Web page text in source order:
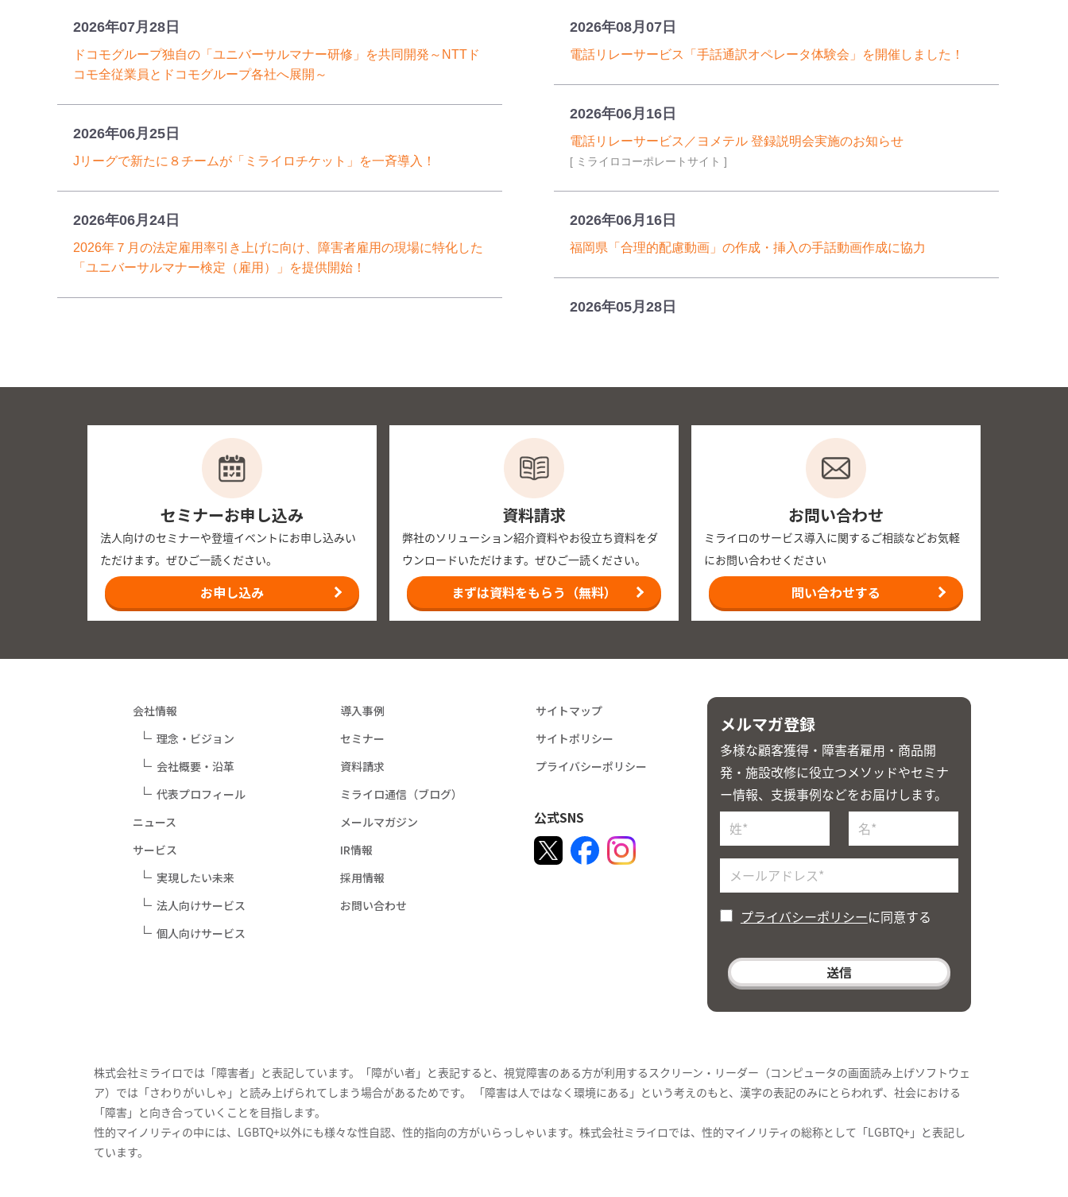
2026年07月28日
ドコモグループ独自の「ユニバーサルマナー研修」を共同開発～NTTド
コモ全従業員とドコモグループ各社へ展開～
2026年06月25日
Jリーグで新たに８チームが「ミライロチケット」を一斉導入！
2026年06月24日
2026年７月の法定雇用率引き上げに向け、障害者雇用の現場に特化した
「ユニバーサルマナー検定（雇用）」を提供開始！
ガイアの夜明け『あの主人公はいま』に代表の垣内が出演しました
2026年04月27日
国土交通省「地域交通DXプロジェクト COMmmmONS」における鉄道
介助申請の標準化調査業務に参画 〜ミライロIDを通じて「介助依頼」が
ひとつに〜
画公開のお知らせ
2026年04月20日
松井証券が運営する投資情報メディア「マネーサテライト」に代表の垣
内が出演しました
2026年03月31日
ミライロID対応駐車場精算システムを名鉄協商が導入
2026年08月07日
電話リレーサービス「手話通訳オペレータ体験会」を開催しました！
2026年06月16日
電話リレーサービス／ヨメテル 登録説明会実施のお知らせ
[ ミライロコーポレートサイト ]
2026年06月16日
福岡県「合理的配慮動画」の作成・挿入の手話動画作成に協力
2026年05月28日
令和8年度 手話通訳士 試験対策講座「ミライロ・コネクト Club」をスタ
2026年05月17日
～「食器洗い（手洗い・食洗機）編」～ 毎日の洗いものが、つらい…を
少しラクにする皆さんの工夫をご紹介します。
2026年04月22日
初！令和8年度 手話通訳者試験対策講座 「ミライロ・コネクト Club」開
2026年03月27日
吹田市の職員を対象に「手話研修」を実施しました
「聴覚障害のある社員が求める情報保障とは？」セミナーを実施
セミナーお申し込み
法人向けのセミナーや登壇イベントにお申し込みい
ただけます。ぜひご一読ください。
お申し込み
資料請求
弊社のソリューション紹介資料やお役立ち資料をダ
ウンロードいただけます。ぜひご一読ください。
まずは資料をもらう（無料）
お問い合わせ
ミライロのサービス導入に関するご相談などお気軽
にお問い合わせください
問い合わせする
会社情報
理念・ビジョン
会社概要・沿革
代表プロフィール
ニュース
サービス
実現したい未来
法人向けサービス
個人向けサービス
導入事例
セミナー
資料請求
ミライロ通信（ブログ）
メールマガジン
IR情報
採用情報
お問い合わせ
サイトマップ
サイトポリシー
プライバシーポリシー
公式SNS
メルマガ登録
多様な顧客獲得・障害者雇用・商品開
発・施設改修に役立つメソッドやセミナ
ー情報、支援事例などをお届けします。
プライバシーポリシーに同意する
株式会社ミライロでは「障害者」と表記しています。「障がい者」と表記すると、視覚障害のある方が利用するスクリーン・リーダー（コンピュータの画面読み上げソフトウェ
ア）では「さわりがいしゃ」と読み上げられてしまう場合があるためです。 「障害は人ではなく環境にある」という考えのもと、漢字の表記のみにとらわれず、社会における
「障害」と向き合っていくことを目指します。
性的マイノリティの中には、LGBTQ+以外にも様々な性自認、性的指向の方がいらっしゃいます。株式会社ミライロでは、性的マイノリティの総称として「LGBTQ+」と表記し
ています。